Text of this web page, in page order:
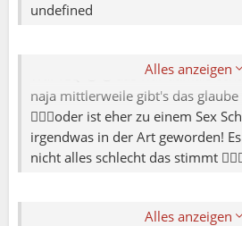
undefined
Alles anzeigen
Ja freut mich auch für dich 👍🏻hab
War ICQ 😅😂das war damals
naja mittlerweile gibt's das
🤷🏻‍♂️oder ist eher zu einem Sex
irgendwas in der Art geworden!
nicht alles schlecht das stimmt
Alles anzeigen
Sandra:
Dankeschön 😊.Es ist also nicht
Ja freut mich auch für dich 👍🏻hab